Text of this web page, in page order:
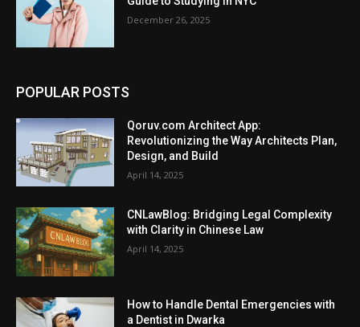
December 26, 2025
POPULAR POSTS
Qoruv.com Architect App:
Revolutionizing the Way Architects Plan,
Design, and Build
April 14, 2025
CNLawBlog: Bridging Legal Complexity
with Clarity in Chinese Law
April 14, 2025
How to Handle Dental Emergencies with
a Dentist in Dwarka